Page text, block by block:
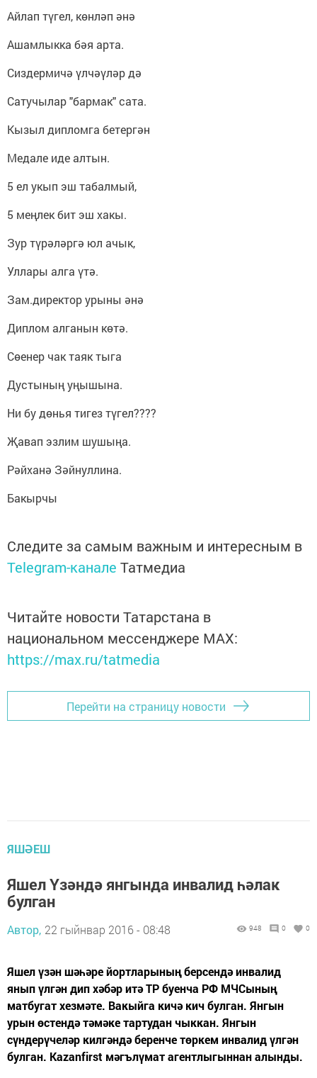
Айлап түгел, көнләп әнә
Ашамлыкка бәя арта.
Сиздермичә үлчәүләр дә
Сатучылар "бармак" сата.
Кызыл дипломга бетергән
Медале иде алтын.
5 ел укып эш табалмый,
5 меңлек бит эш хакы.
Зур түрәләргә юл ачык,
Уллары алга үтә.
Зам.директор урыны әнә
Диплом алганын көтә.
Сөенер чак таяк тыга
Дустының уңышына.
Ни бу дөнья тигез түгел????
Җавап эзлим шушыңа.
Рәйханә Зәйнуллина.
Бакырчы
Следите за самым важным и интересным в
Telegram-канале Татмедиа
Читайте новости Татарстана в
национальном мессенджере MАХ:
https://max.ru/tatmedia
Перейти на страницу новости
ЯШӘЕШ
Яшел Үзәндә янгында инвалид һәлак
булган
Автор, 22 гыйнвар 2016 - 08:48 948 0 0
Яшел үзән шәһәре йортларының берсендә инвалид
янып үлгән дип хәбәр итә ТР буенча РФ МЧСының
матбугат хезмәте. Вакыйга кичә кич булган. Янгын
урын өстендә тәмәке тартудан чыккан. Янгын
сүндерүчеләр килгәндә беренче төркем инвалид үлгән
булган. Kazanfirst мәгълүмат агентлыгыннан алынды.